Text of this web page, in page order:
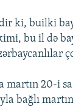
ki, builki
bu il də
martın 20-i
bağlı